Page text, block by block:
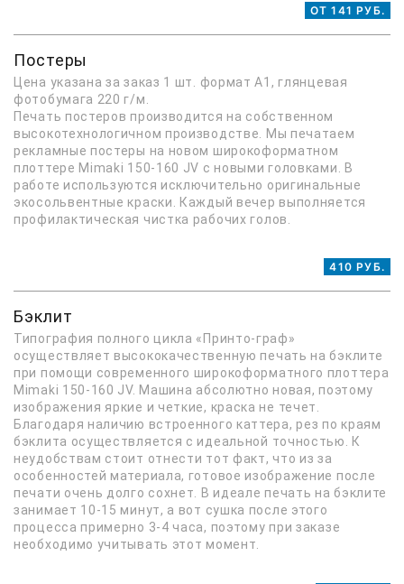
ОТ 141 РУБ.
Постеры
Цена указана за заказ 1 шт. формат А1, глянцевая
фотобумага 220 г/м.
Печать постеров производится на собственном
высокотехнологичном производстве. Мы печатаем
рекламные постеры на новом широкоформатном
плоттере Mimaki 150-160 JV с новыми головками. В
работе используются исключительно оригинальные
экосольвентные краски. Каждый вечер выполняется
профилактическая чистка рабочих голов.
410 РУБ.
Бэклит
Типография полного цикла «Принто-граф»
осуществляет высококачественную печать на бэклите
при помощи современного широкоформатного плоттера
Mimaki 150-160 JV. Машина абсолютно новая, поэтому
изображения яркие и четкие, краска не течет.
Благодаря наличию встроенного каттера, рез по краям
бэклита осуществляется с идеальной точностью. К
неудобствам стоит отнести тот факт, что из за
особенностей материала, готовое изображение после
печати очень долго сохнет. В идеале печать на бэклите
занимает 10-15 минут, а вот сушка после этого
процесса примерно 3-4 часа, поэтому при заказе
необходимо учитывать этот момент.